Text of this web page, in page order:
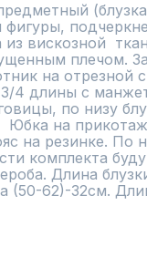
вискозной
плечом.
на отрезной
4 длины с
по низу
Юбка на
на резинке. По
комплекта
Длина
(50-62)-32см.